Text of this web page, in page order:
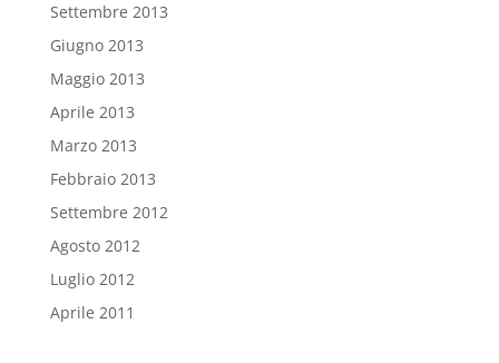
Settembre 2013
Giugno 2013
Maggio 2013
Aprile 2013
Marzo 2013
Febbraio 2013
Settembre 2012
Agosto 2012
Luglio 2012
Aprile 2011